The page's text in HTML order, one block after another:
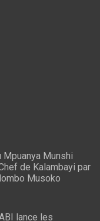
Mpuanya Munshi
de Kalambayi par
Musoko
lance les